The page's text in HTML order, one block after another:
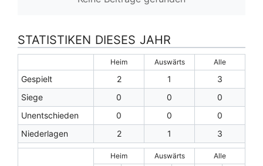
STATISTIKEN DIESES JAHR
Heim Auswärts Alle
Gespielt 2 1
3
Siege
0 0
0
Unentschieden
0 0
0
Niederlagen
2 1 3
Heim Auswärts
Alle